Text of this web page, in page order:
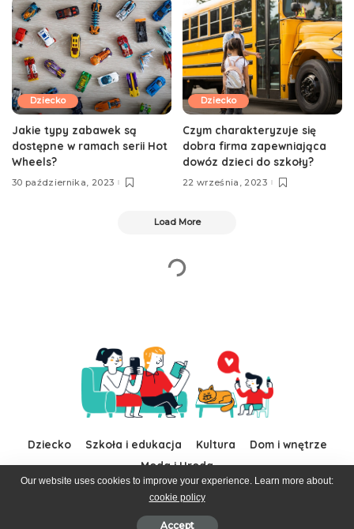
Dziecko
Jakie typy zabawek są
dostępne w ramach serii Hot
Wheels?
30 października, 2023
Dziecko
Czym charakteryzuje się
dobra firma zapewniająca
dowóz dzieci do szkoły?
22 września, 2023
Load More
Dziecko Szkoła i edukacja Kultura
Dom i wnętrze
Moda i Uroda
© 2016–2019 Pixwell made with Love, powered by ThemeRuby.
Our website uses cookies to improve your experience. Learn more about:
cookie policy
Accept